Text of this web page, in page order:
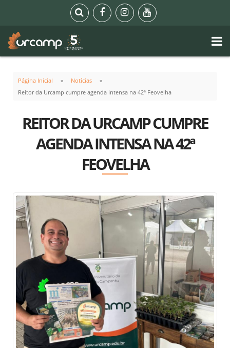
Página Inicial
Notícias
Reitor da Urcamp cumpre agenda intensa na 42ª Feovelha
REITOR DA URCAMP CUMPRE
AGENDA INTENSA NA 42ª
FEOVELHA